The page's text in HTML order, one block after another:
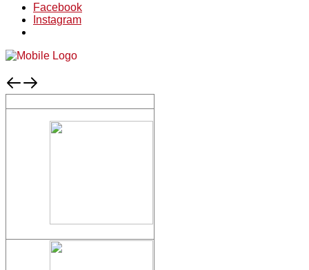
Facebook
Instagram